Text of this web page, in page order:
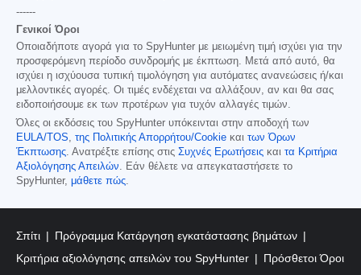
------
Γενικοί Όροι
Οποιαδήποτε αγορά για το SpyHunter με μειωμένη τιμή ισχύει για την
προσφερόμενη περίοδο συνδρομής με έκπτωση. Μετά από αυτό, θα
ισχύει η ισχύουσα τυπική τιμολόγηση για αυτόματες ανανεώσεις ή/και
μελλοντικές αγορές. Οι τιμές ενδέχεται να αλλάξουν, αν και θα σας
ειδοποιήσουμε εκ των προτέρων για τυχόν αλλαγές τιμών.
Όλες οι εκδόσεις του SpyHunter υπόκεινται στην αποδοχή των
EULA/TOS
της Πολιτικής Απορρήτου/Cookie και των Όρων
Έκπτωσης . Ανατρέξτε επίσης στις Συχνές Ερωτήσεις και τα Κριτήρια
Αξιολόγησης Απειλών . Εάν θέλετε να απεγκαταστήσετε το
SpyHunter, μάθετε πώς
Σπίτι
Πρόγραμμα Κατάργηση εγκατάστασης βημάτων
Κριτήρια αξιολόγησης απειλών του SpyHunter
Πρόσθετοι Όροι